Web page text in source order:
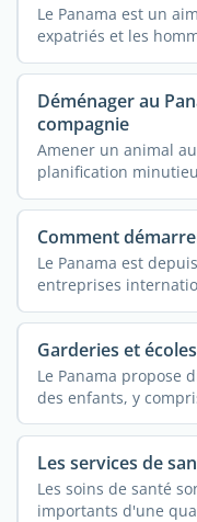
Le Panama est un
expatriés et les
Déménager au
compagnie
Amener un animal
planification
Comment
Le Panama est
entreprises
Garderies et
Le Panama propose
des enfants, y
Les services de
Les soins de santé
importants d'une